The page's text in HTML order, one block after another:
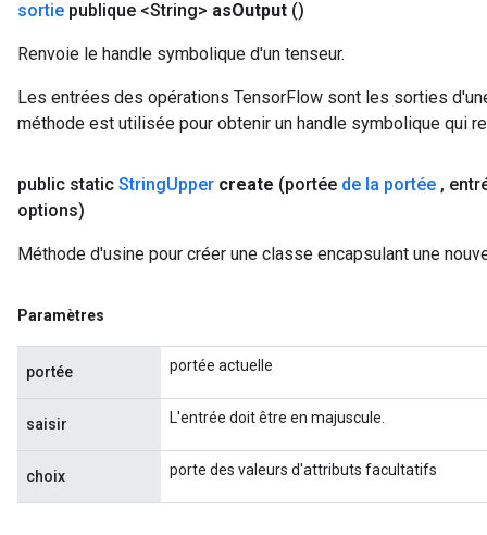
sortie publique <String> asOutput ()
Renvoie le handle symbolique d'un tenseur.
Les entrées des opérations TensorFlow sont les sorties
méthode est utilisée pour obtenir un handle symbolique qui
public static StringUpper create (portée de la portée ,
options)
Méthode d'usine pour créer une classe encapsulant une
Paramètres
portée portée actuelle
saisir L'entrée doit être en majuscule.
choix porte des valeurs d'attributs facultatifs